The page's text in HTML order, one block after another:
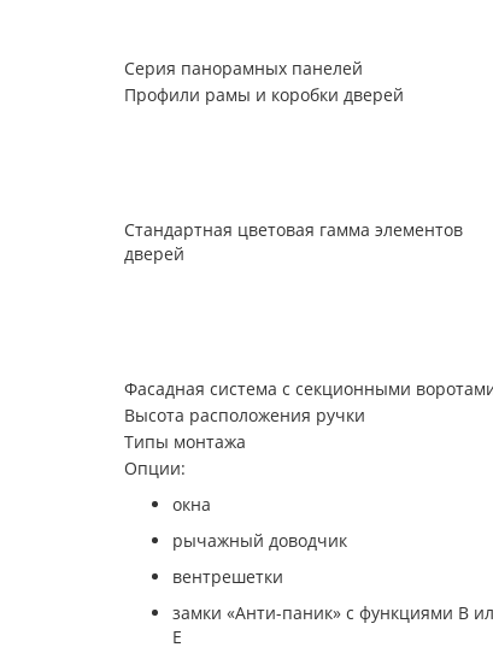
Серия панорамных панелей
Профили рамы и коробки дверей
Стандартная цветовая гамма элементов
дверей
Фасадная система с секционными
Высота расположения ручки
Типы монтажа
Опции:
окна
рычажный доводчик
вентрешетки
замки «Анти-паник» с функциями В
E